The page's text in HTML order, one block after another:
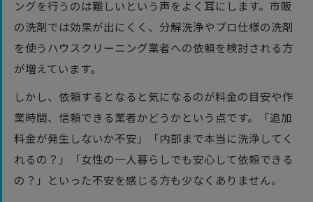
ングを行うのは難しいという声をよく耳にします。市販
の洗剤では効果が出にくく、分解洗浄やプロ仕様の洗剤
を使うハウスクリーニング業者への依頼を検討される方
が増えています。
しかし、依頼するとなると気になるのが料金の目安や作
業時間、信頼できる業者かどうかという点です。「追加
料金が発生しないか不安」「内部まで本当に洗浄してく
れるの？」「女性の一人暮らしでも安心して依頼できる
の？」といった不安を感じる方も少なくありません。